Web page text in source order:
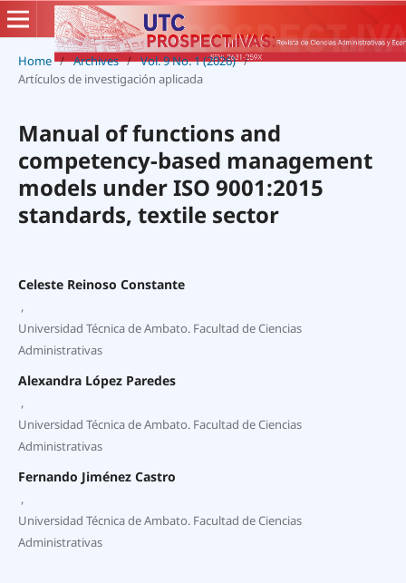
Home / Archives / Vol. 9 No. 1 (2026) /
Artículos de investigación aplicada
Manual of functions and
competency-based management
models under ISO 9001:2015
standards, textile sector
Celeste Reinoso Constante
,
Universidad Técnica de Ambato. Facultad de Ciencias
Administrativas
Alexandra López Paredes
,
Universidad Técnica de Ambato. Facultad de Ciencias
Administrativas
Fernando Jiménez Castro
,
Universidad Técnica de Ambato. Facultad de Ciencias
Administrativas